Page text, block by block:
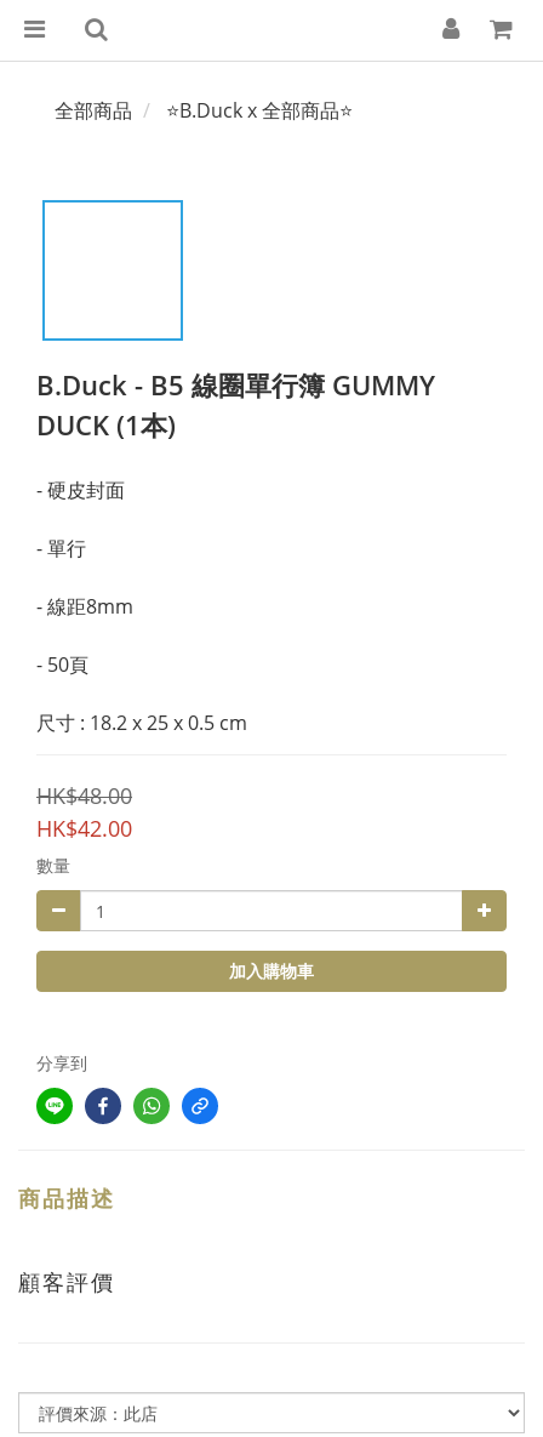
全部商品 ⭐B.Duck x 全部商品⭐
B.Duck - B5 線圈單行簿 GUMMY
DUCK (1本)
- 硬皮封面
- 單行
- 線距8mm
- 50頁
尺寸 : 18.2 x 25 x 0.5 cm
HK$48.00
HK$42.00
數量
加入購物車
分享到
商品描述
顧客評價